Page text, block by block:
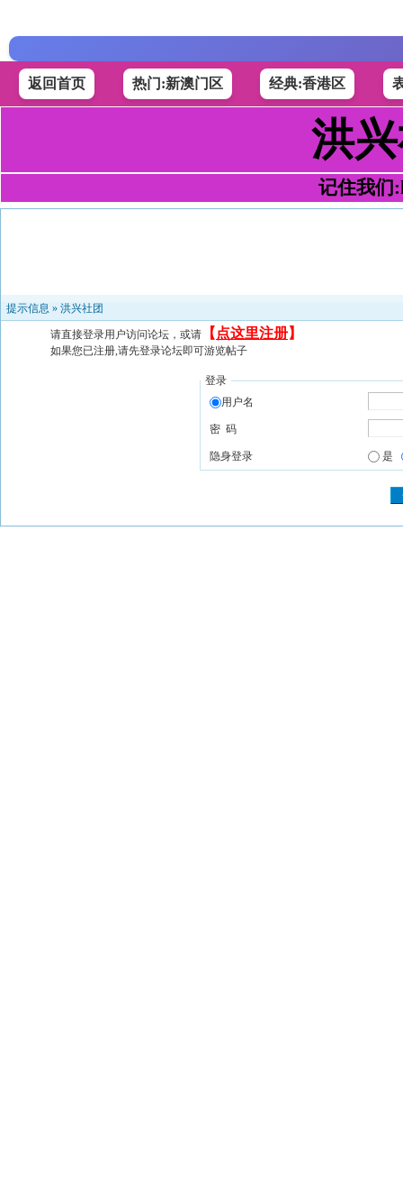
返回首页 热门:新澳门区 经典:香港区
洪
记住我们
提示信息 » 洪兴社团
请直接登录用户访问论坛，或请 【 点这里注册】
如果您已注册,请先登录论坛即可游览帖子
登录
用户名
密 码
隐身登录 是